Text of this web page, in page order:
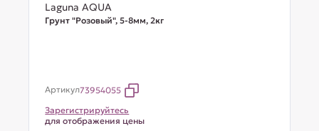
Laguna AQUA
Грунт "Розовый", 5-8мм, 2кг
Артикул73954055
Зарегистрируйтесь
для отображения цены